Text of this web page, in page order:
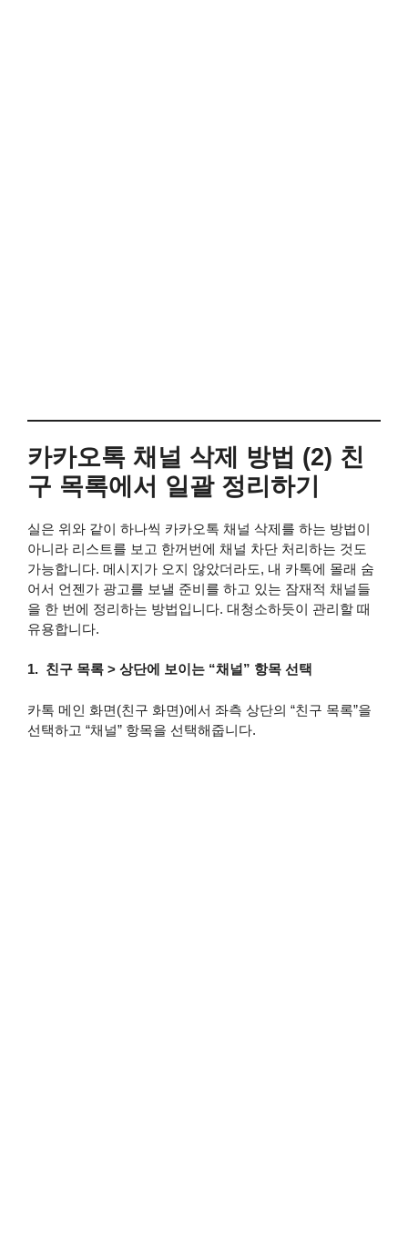
카카오톡 채널 삭제 방법 (2) 친
구 목록에서 일괄 정리하기
실은 위와 같이 하나씩 카카오톡 채널 삭제를 하는 방법이
아니라 리스트를 보고 한꺼번에 채널 차단 처리하는 것도
가능합니다. 메시지가 오지 않았더라도, 내 카톡에 몰래 숨
어서 언젠가 광고를 보낼 준비를 하고 있는 잠재적 채널들
을 한 번에 정리하는 방법입니다. 대청소하듯이 관리할 때
유용합니다.
1. 친구 목록 > 상단에 보이는 “채널” 항목 선택
카톡 메인 화면(친구 화면)에서 좌측 상단의 “친구 목록”을
선택하고 “채널” 항목을 선택해줍니다.